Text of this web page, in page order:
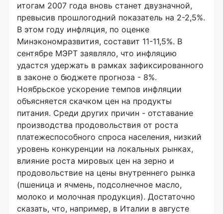
итогам 2007 года вновь станет двузначной,
превысив прошлогодний показатель на 2-2,5%.
В этом году инфляция, по оценке
Минэкономразвития, составит 11-11,5%. В
сентябре МЭРТ заявляло, что инфляцию
удастся удержать в рамках зафиксированного
в законе о бюджете прогноза - 8%.
Ноябрьское ускорение темпов инфляции
объясняется скачком цен на продукты
питания. Среди других причин - отставание
производства продовольствия от роста
платежеспособного спроса населения, низкий
уровень конкуренции на локальных рынках,
влияние роста мировых цен на зерно и
продовольствие на цены внутреннего рынка
(пшеница и ячмень, подсолнечное масло,
молоко и молочная продукция). Достаточно
сказать, что, например, в Италии в августе